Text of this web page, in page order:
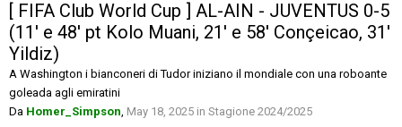
[ FIFA Club World Cup ] AL-AIN - JUVENTUS 0-5
(11' e 48' pt Kolo Muani, 21' e 58' Conçeicao, 31'
Yildiz)
A Washington i bianconeri di Tudor iniziano il mondiale con una roboante
goleada agli emiratini
Da Homer_Simpson, May 18, 2025 in Stagione 2024/2025